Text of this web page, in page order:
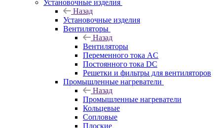
Установочные изделия
Назад
Установочные изделия
Вентиляторы
Назад
Вентиляторы
Переменного тока AC
Постоянного тока DC
Решетки и фильтры для вентиляторов
Промышленные нагреватели
Назад
Промышленные нагреватели
Кольцевые
Сопловые
Плоские